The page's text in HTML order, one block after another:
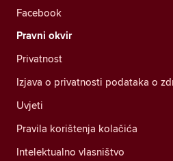
Facebook
Pravni okvir
Privatnost
Izjava o privatnosti podataka o
Uvjeti
Pravila korištenja kolačića
Intelektualno vlasništvo